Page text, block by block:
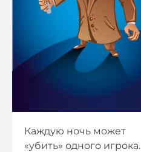
Каждую ночь может
«убить» одного игрока.